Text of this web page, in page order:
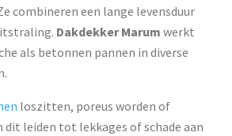
combineren een lange levensduur
Dakdekker Marum werkt
als betonnen pannen in diverse
loszitten, poreus worden of
dit leiden tot lekkages of schade aan